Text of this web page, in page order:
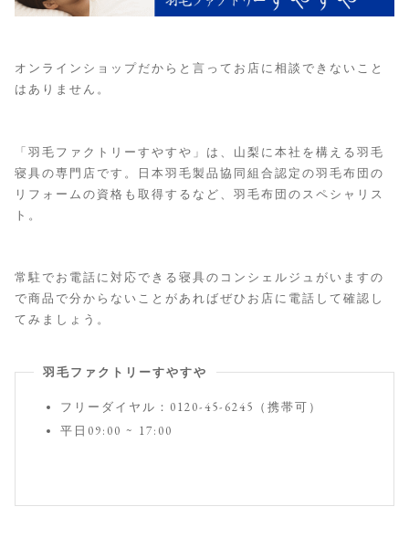
オンラインショップだからと言ってお店に相談できないこと
はありません。
「羽毛ファクトリーすやすや」は、山梨に本社を構える羽毛
寝具の専門店です。日本羽毛製品協同組合認定の羽毛布団の
リフォームの資格も取得するなど、羽毛布団のスペシャリス
ト。
常駐でお電話に対応できる寝具のコンシェルジュがいますの
で商品で分からないことがあればぜひお店に電話して確認し
てみましょう。
羽毛ファクトリーすやすや
フリーダイヤル：0120-45-6245（携帯可）
平日09:00 ~ 17:00